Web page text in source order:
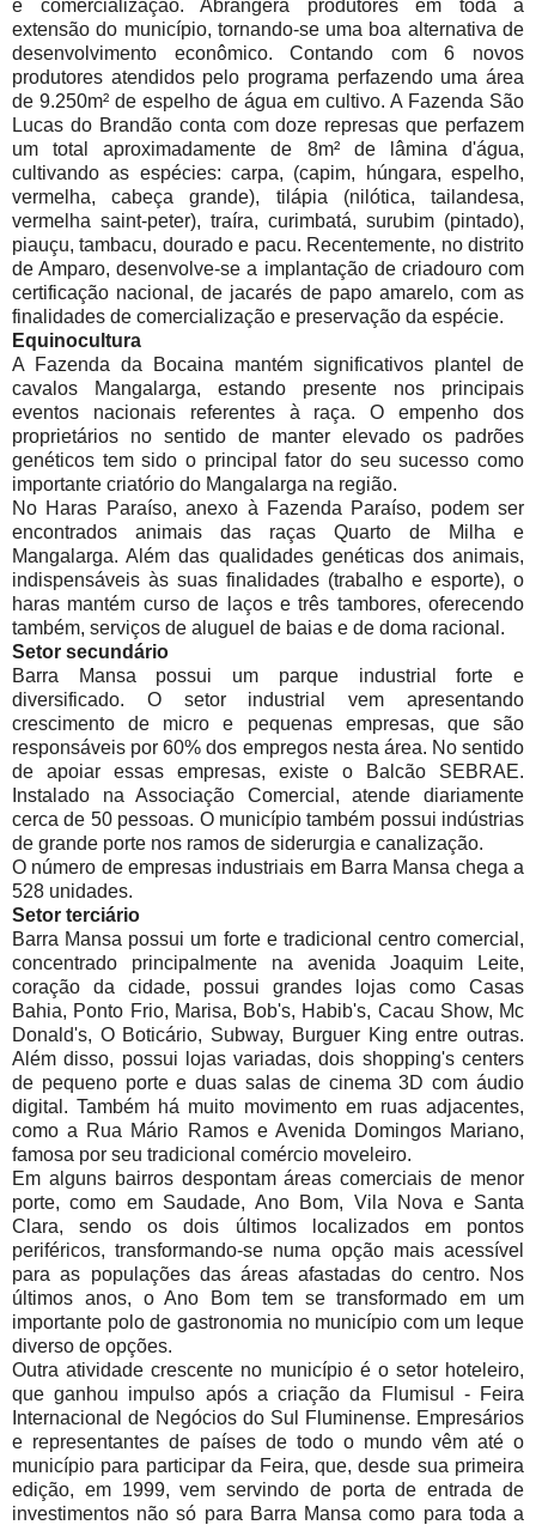
e comercialização. Abrangerá produtores em toda a
extensão do município, tornando-se uma boa alternativa de
desenvolvimento econômico. Contando com 6 novos
produtores atendidos pelo programa perfazendo uma área
de 9.250m² de espelho de água em cultivo. A Fazenda São
Lucas do Brandão conta com doze represas que perfazem
um total aproximadamente de 8m² de lâmina d'água,
cultivando as espécies: carpa, (capim, húngara, espelho,
vermelha, cabeça grande), tilápia (nilótica, tailandesa,
vermelha saint-peter), traíra, curimbatá, surubim (pintado),
piauçu, tambacu, dourado e pacu. Recentemente, no distrito
de Amparo, desenvolve-se a implantação de criadouro com
certificação nacional, de jacarés de papo amarelo, com as
finalidades de comercialização e preservação da espécie.
Equinocultura
A Fazenda da Bocaina mantém significativos plantel de
cavalos Mangalarga, estando presente nos principais
eventos nacionais referentes à raça. O empenho dos
proprietários no sentido de manter elevado os padrões
genéticos tem sido o principal fator do seu sucesso como
importante criatório do Mangalarga na região.
No Haras Paraíso, anexo à Fazenda Paraíso, podem ser
encontrados animais das raças Quarto de Milha e
Mangalarga. Além das qualidades genéticas dos animais,
indispensáveis às suas finalidades (trabalho e esporte), o
haras mantém curso de laços e três tambores, oferecendo
também, serviços de aluguel de baias e de doma racional.
Setor secundário
Barra Mansa possui um parque industrial forte e
diversificado. O setor industrial vem apresentando
crescimento de micro e pequenas empresas, que são
responsáveis por 60% dos empregos nesta área. No sentido
de apoiar essas empresas, existe o Balcão SEBRAE.
Instalado na Associação Comercial, atende diariamente
cerca de 50 pessoas. O município também possui indústrias
de grande porte nos ramos de siderurgia e canalização.
O número de empresas industriais em Barra Mansa chega a
528 unidades.
Setor terciário
Barra Mansa possui um forte e tradicional centro comercial,
concentrado principalmente na avenida Joaquim Leite,
coração da cidade, possui grandes lojas como Casas
Bahia, Ponto Frio, Marisa, Bob's, Habib's, Cacau Show, Mc
Donald's, O Boticário, Subway, Burguer King entre outras.
Além disso, possui lojas variadas, dois shopping's centers
de pequeno porte e duas salas de cinema 3D com áudio
digital. Também há muito movimento em ruas adjacentes,
como a Rua Mário Ramos e Avenida Domingos Mariano,
famosa por seu tradicional comércio moveleiro.
Em alguns bairros despontam áreas comerciais de menor
porte, como em Saudade, Ano Bom, Vila Nova e Santa
Clara, sendo os dois últimos localizados em pontos
periféricos, transformando-se numa opção mais acessível
para as populações das áreas afastadas do centro. Nos
últimos anos, o Ano Bom tem se transformado em um
importante polo de gastronomia no município com um leque
diverso de opções.
Outra atividade crescente no município é o setor hoteleiro,
que ganhou impulso após a criação da Flumisul - Feira
Internacional de Negócios do Sul Fluminense. Empresários
e representantes de países de todo o mundo vêm até o
município para participar da Feira, que, desde sua primeira
edição, em 1999, vem servindo de porta de entrada de
investimentos não só para Barra Mansa como para toda a